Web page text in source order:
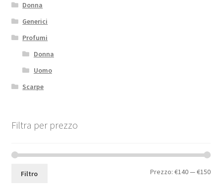
Donna
Generici
Profumi
Donna
Uomo
Scarpe
Filtra per prezzo
Filtro Prezzo:€140—€150